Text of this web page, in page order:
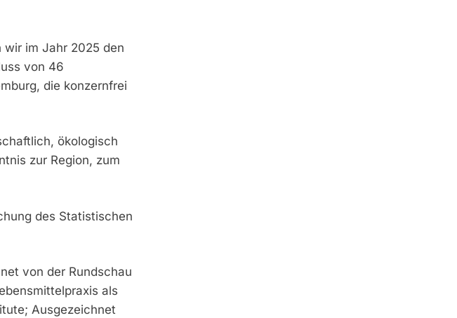
wir im Jahr 2025 den
von 46
die konzernfrei
ökologisch
zur Region, zum
des Statistischen
von der Rundschau
als
Ausgezeichnet